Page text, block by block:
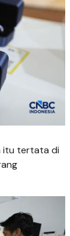
itu tertata di